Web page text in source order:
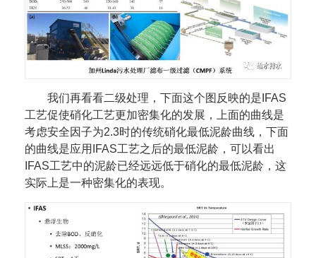
我们再看看二级处理，下面这个图反映的是IFAS
工艺促使硝化工艺更加密集化的发展，上面的曲线是
考虑安全因子为2.3时的传统硝化最低泥龄曲线，下面
的曲线是应用IFAS工艺之后的最低泥龄，可以看出
IFAS工艺中的泥龄已经远远低于硝化的最低泥龄，这
实际上是一种密集化的表现。